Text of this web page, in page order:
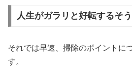
人生がガラリと好転するそ
それでは早速、掃除のポイントに
す。